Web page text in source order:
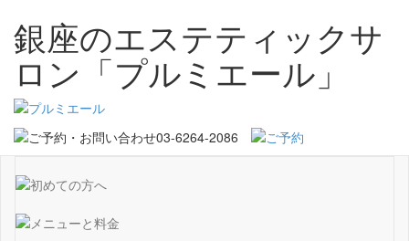
銀座のエステティックサ
ロン「プルミエール」